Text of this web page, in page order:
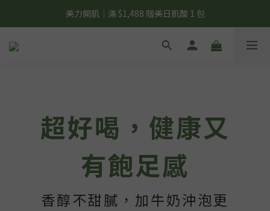
夏日輕補給｜500g 植物蛋白最低 $373 起
夏日輕補給｜500g 植物蛋白最低 $373 起
超好喝，健康又
有飽足感
香醇不甜膩，加牛奶沖泡更